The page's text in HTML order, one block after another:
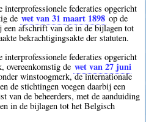
interprofessionele federaties opgericht
de wet van 31 maart 1898 op de
een afschrift van de in de bijlagen tot
bekrachtigingsakte der statuten.
interprofessionele federaties opgericht
overeenkomstig de wet van 27 juni
winstoogmerk, de internationale
de stichtingen voegen daarbij een
van de beheerders, met de aanduiding
in de bijlagen tot het Belgisch